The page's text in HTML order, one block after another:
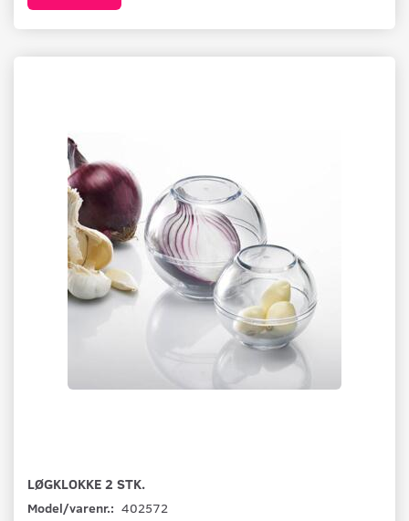
LØGKLOKKE 2 STK.
Model/varenr.: 402572